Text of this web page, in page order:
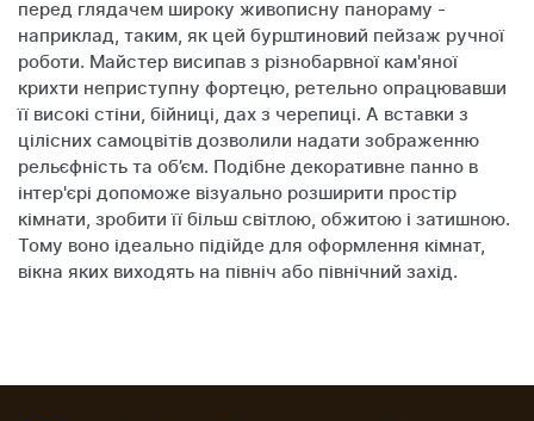
перед глядачем широку живописну панораму -
наприклад, таким, як цей бурштиновий пейзаж ручної
роботи. Майстер висипав з різнобарвної кам'яної
крихти неприступну фортецю, ретельно опрацювавши
її високі стіни, бійниці, дах з черепиці. А вставки з
цілісних самоцвітів дозволили надати зображенню
рельєфність та об’єм. Подібне декоративне панно в
інтер'єрі допоможе візуально розширити простір
кімнати, зробити її більш світлою, обжитою і затишною.
Тому воно ідеально підійде для оформлення кімнат,
вікна яких виходять на північ або північний захід.